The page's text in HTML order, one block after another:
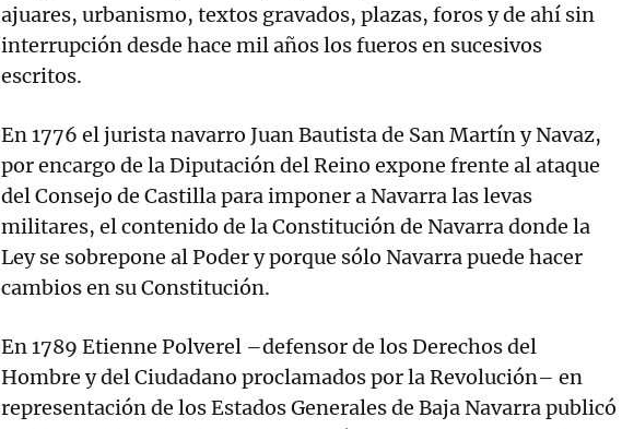
ajuares, urbanismo, textos gravados, plazas, foros y de ahí sin
interrupción desde hace mil años los fueros en sucesivos
escritos.
En 1776 el jurista navarro Juan Bautista de San Martín y Navaz,
por encargo de la Diputación del Reino expone frente al ataque
del Consejo de Castilla para imponer a Navarra las levas
militares, el contenido de la Constitución de Navarra donde la
Ley se sobrepone al Poder y porque sólo Navarra puede hacer
cambios en su Constitución.
En 1789 Etienne Polverel –defensor de los Derechos del
Hombre y del Ciudadano proclamados por la Revolución– en
representación de los Estados Generales de Baja Navarra publicó